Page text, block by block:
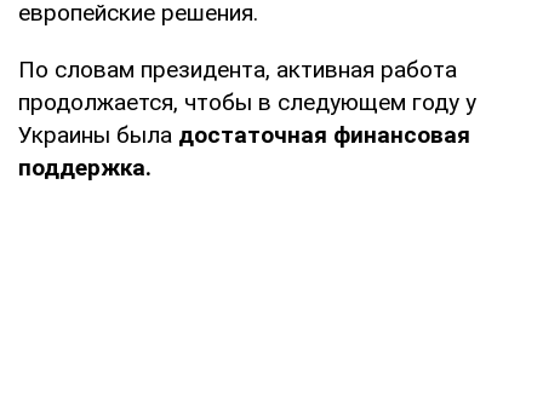
европейские решения.
По словам президента, активная работа
продолжается, чтобы в следующем году у
Украины была достаточная финансовая
поддержка.